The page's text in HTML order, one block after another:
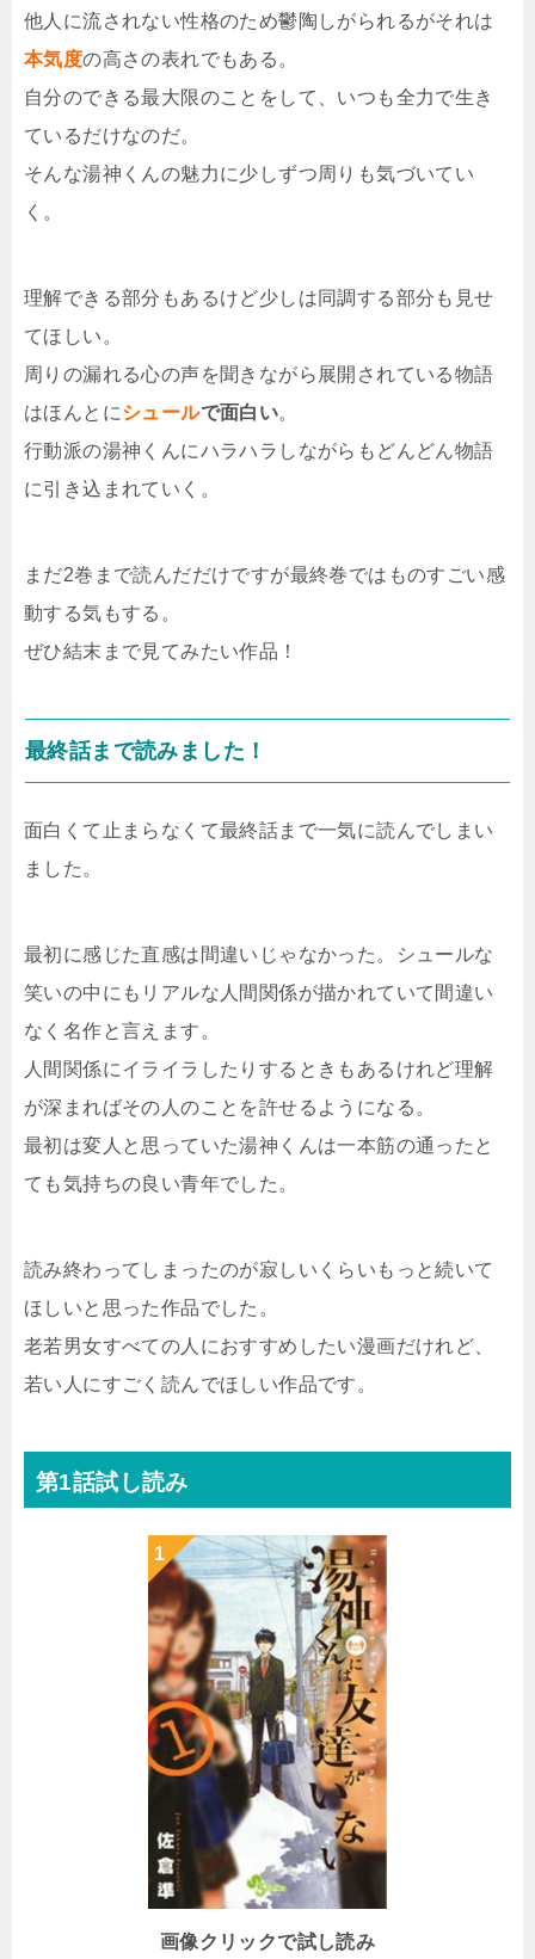
他人に流されない性格のため鬱陶しがられるがそれは
本気度の高さの表れでもある。
自分のできる最大限のことをして、いつも全力で生き
ているだけなのだ。
そんな湯神くんの魅力に少しずつ周りも気づいてい
く。
理解できる部分もあるけど少しは同調する部分も見せ
てほしい。
周りの漏れる心の声を聞きながら展開されている物語
はほんとにシュールで面白い。
行動派の湯神くんにハラハラしながらもどんどん物語
に引き込まれていく。
まだ2巻まで読んだだけですが最終巻ではものすごい感
動する気もする。
ぜひ結末まで見てみたい作品！
最終話まで読みました！
面白くて止まらなくて最終話まで一気に読んでしまい
ました。
最初に感じた直感は間違いじゃなかった。シュールな
笑いの中にもリアルな人間関係が描かれていて間違い
なく名作と言えます。
人間関係にイライラしたりするときもあるけれど理解
が深まればその人のことを許せるようになる。
最初は変人と思っていた湯神くんは一本筋の通ったと
ても気持ちの良い青年でした。
読み終わってしまったのが寂しいくらいもっと続いて
ほしいと思った作品でした。
老若男女すべての人におすすめしたい漫画だけれど、
若い人にすごく読んでほしい作品です。
第1話試し読み
画像クリックで試し読み